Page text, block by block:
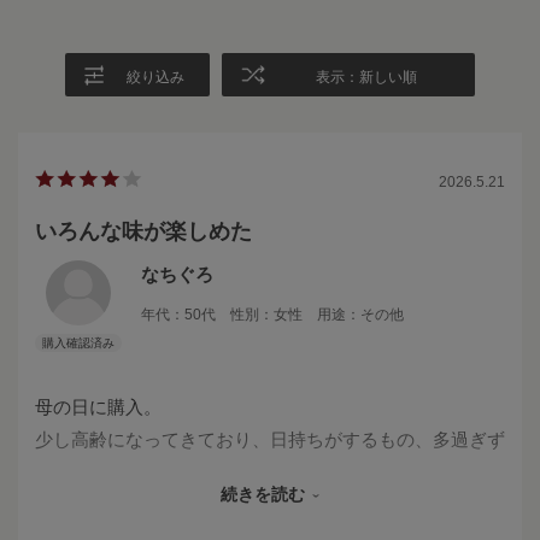
絞り込み 表示：新しい順
2026.5.21
いろんな味が楽しめた
なちぐろ
年代： 50代 性別： 女性 用途： その他
母の日に購入。
少し高齢になってきており、日持ちがするもの、多過ぎず
母からは、種類があって少しずつ楽しみながら食べたいと
続きを読む